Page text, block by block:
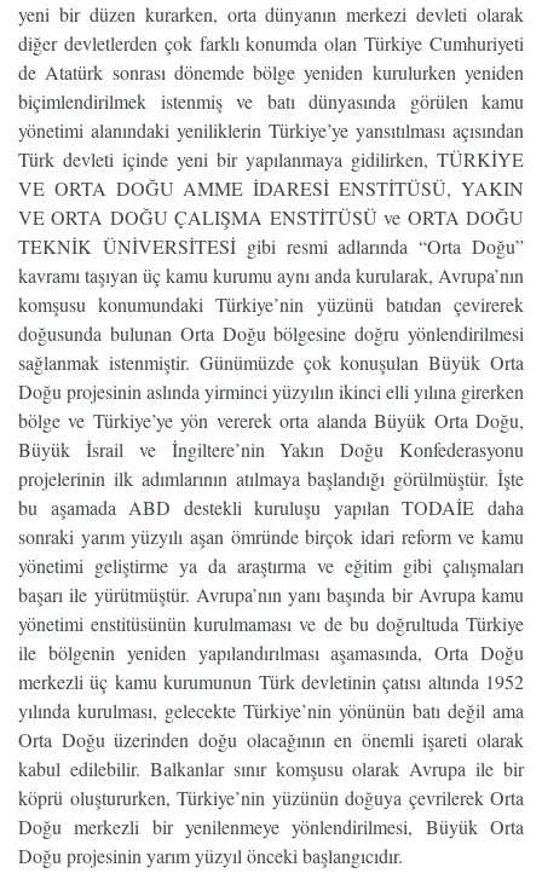
yeni bir düzen kurarken, orta dünyanın merkezi devleti olarak
diğer devletlerden çok farklı konumda olan Türkiye Cumhuriyeti
de Atatürk sonrası dönemde bölge yeniden kurulurken yeniden
biçimlendirilmek istenmiş ve batı dünyasında görülen kamu
yönetimi alanındaki yeniliklerin Türkiye’ye yansıtılması açısından
Türk devleti içinde yeni bir yapılanmaya gidilirken, TÜRKİYE
VE ORTA DOĞU AMME İDARESİ ENSTİTÜSÜ, YAKIN
VE ORTA DOĞU ÇALIŞMA ENSTİTÜSÜ ve ORTA DOĞU
TEKNİK ÜNİVERSİTESİ gibi resmi adlarında “Orta Doğu”
kavramı taşıyan üç kamu kurumu aynı anda kurularak, Avrupa’nın
komşusu konumundaki Türkiye’nin yüzünü batıdan çevirerek
doğusunda bulunan Orta Doğu bölgesine doğru yönlendirilmesi
sağlanmak istenmiştir. Günümüzde çok konuşulan Büyük Orta
Doğu projesinin aslında yirminci yüzyılın ikinci elli yılına girerken
bölge ve Türkiye’ye yön vererek orta alanda Büyük Orta Doğu,
Büyük İsrail ve İngiltere’nin Yakın Doğu Konfederasyonu
projelerinin ilk adımlarının atılmaya başlandığı görülmüştür. İşte
bu aşamada ABD destekli kuruluşu yapılan TODAİE daha
sonraki yarım yüzyılı aşan ömründe birçok idari reform ve kamu
yönetimi geliştirme ya da araştırma ve eğitim gibi çalışmaları
başarı ile yürütmüştür. Avrupa’nın yanı başında bir Avrupa kamu
yönetimi enstitüsünün kurulmaması ve de bu doğrultuda Türkiye
ile bölgenin yeniden yapılandırılması aşamasında, Orta Doğu
merkezli üç kamu kurumunun Türk devletinin çatısı altında 1952
yılında kurulması, gelecekte Türkiye’nin yönünün batı değil ama
Orta Doğu üzerinden doğu olacağının en önemli işareti olarak
kabul edilebilir. Balkanlar sınır komşusu olarak Avrupa ile bir
köprü oluştururken, Türkiye’nin yüzünün doğuya çevrilerek Orta
Doğu merkezli bir yenilenmeye yönlendirilmesi, Büyük Orta
Doğu projesinin yarım yüzyıl önceki başlangıcıdır.